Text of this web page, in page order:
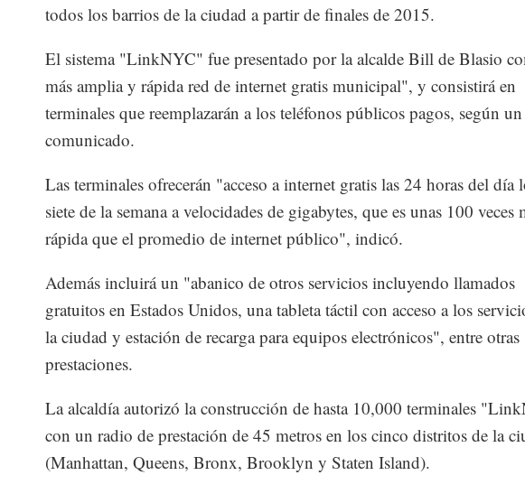
todos los barrios de la ciudad a partir de finales de 2015.
El sistema "LinkNYC" fue presentado por la alcalde Bill de Blasio
más amplia y rápida red de internet gratis municipal", y consistirá en
terminales que reemplazarán a los teléfonos públicos pagos, según un
comunicado.
Las terminales ofrecerán "acceso a internet gratis las 24 horas del día
siete de la semana a velocidades de gigabytes, que es unas 100 veces
rápida que el promedio de internet público", indicó.
Además incluirá un "abanico de otros servicios incluyendo llamados
gratuitos en Estados Unidos, una tableta táctil con acceso a los
la ciudad y estación de recarga para equipos electrónicos", entre otras
prestaciones.
La alcaldía autorizó la construcción de hasta 10,000 terminales
con un radio de prestación de 45 metros en los cinco distritos de la
(Manhattan, Queens, Bronx, Brooklyn y Staten Island).